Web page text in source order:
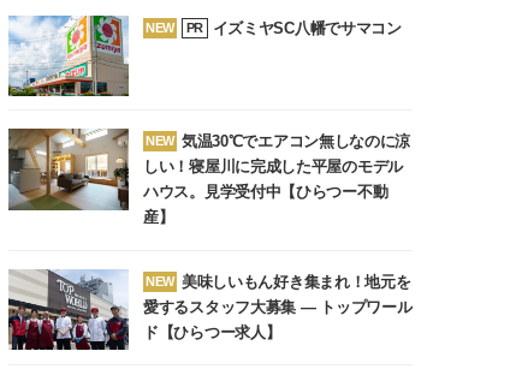
NEW PR イズミヤSC八幡でサマコン
NEW 気温30℃でエアコン無しなのに涼
しい！寝屋川に完成した平屋のモデル
ハウス。見学受付中【ひらつー不動
産】
NEW 美味しいもん好き集まれ！地元を
愛するスタッフ大募集 ― トップワール
ド【ひらつー求人】